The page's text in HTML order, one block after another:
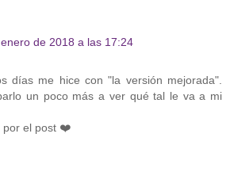
de 2018 a las 17:24
días me hice con "la versión mejorada".
un poco más a ver qué tal le va a mi
por el post ❤️